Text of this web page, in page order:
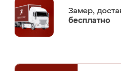
Замер,
бесплатно